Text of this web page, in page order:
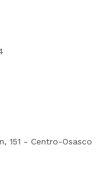
151 - Centro-Osasco